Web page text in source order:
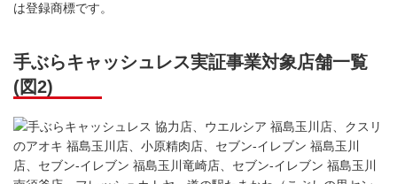
は登録商標です。
手ぶらキャッシュレス実証事業対象店舗一覧
(図2)